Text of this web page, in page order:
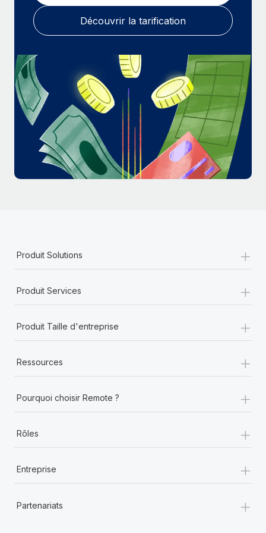
En savoir plus
Découvrir la tarification
Produit Solutions +
Produit Services +
Produit Taille d'entreprise +
Ressources +
Pourquoi choisir Remote ? +
Rôles +
Entreprise +
Partenariats +